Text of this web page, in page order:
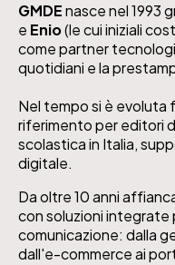
GMDEnasce nel 1993
e Enio(le cui iniziali
come partner
quotidiani e la
Nel tempo si è evoluta
riferimento per editori
scolastica in Italia,
digitale.
Da oltre 10 anni
con soluzioni integrate
comunicazione: dalla
dall'e-commerce ai